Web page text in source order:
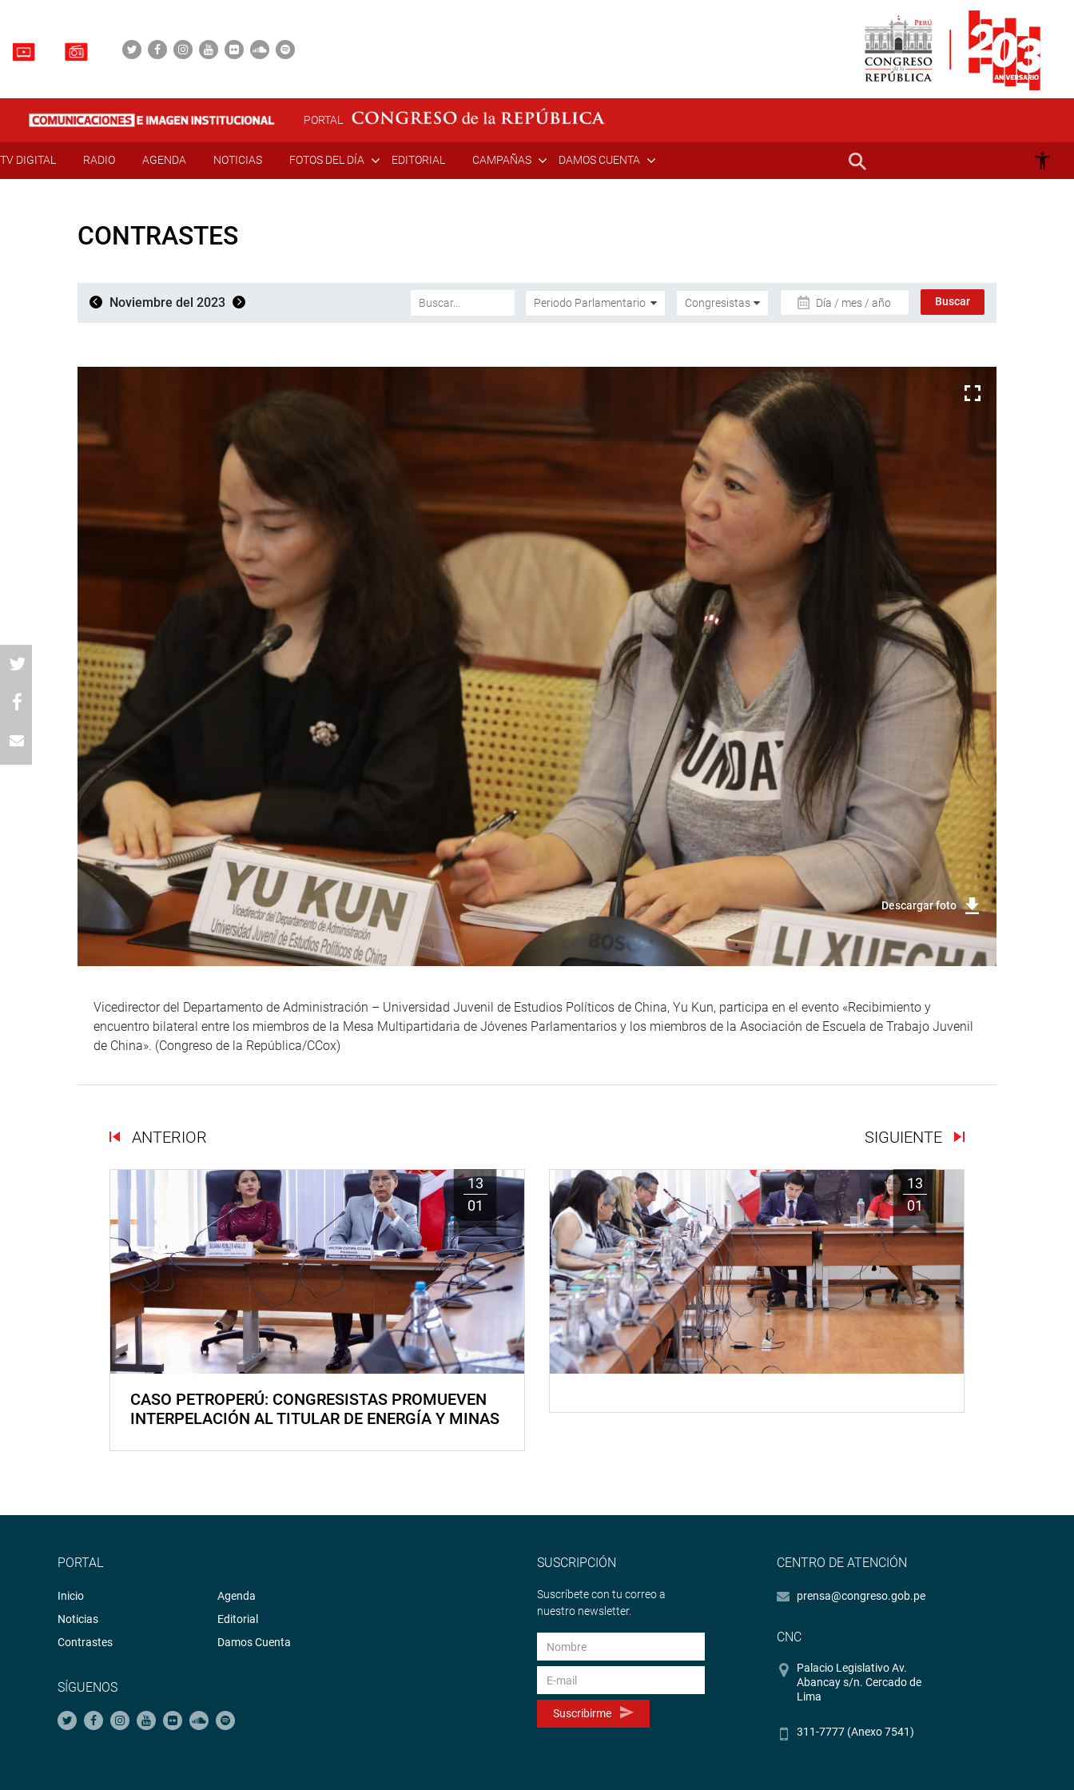
PORTAL
TV DIGITAL RADIO AGENDA NOTICIAS FOTOS DEL DÍA EDITORIAL CAMPAÑAS DAMOS CUENTA
CONTRASTES
Noviembre del 2023 Día / mes / año
Descargar foto
Vicedirector del Departamento de Administración – Universidad Juvenil de Estudios Políticos de China, Yu Kun, participa en el evento «Recibimiento y
encuentro bilateral entre los miembros de la Mesa Multipartidaria de Jóvenes Parlamentarios y los miembros de la Asociación de Escuela de Trabajo Juvenil
de China». (Congreso de la República/CCox)
ANTERIOR SIGUIENTE
13
01
CASO PETROPERÚ: CONGRESISTAS PROMUEVEN
INTERPELACIÓN AL TITULAR DE ENERGÍA Y MINAS
13
01
PORTAL
Inicio
Noticias
Contrastes
Agenda
Editorial
Damos Cuenta
SÍGUENOS
SUSCRIPCIÓN
Suscríbete con tu correo a
nuestro newsletter.
Suscribirme
CENTRO DE ATENCIÓN
prensa@congreso.gob.pe
CNC
Palacio Legislativo Av.
Abancay s/n. Cercado de
Lima
311-7777 (Anexo 7541)